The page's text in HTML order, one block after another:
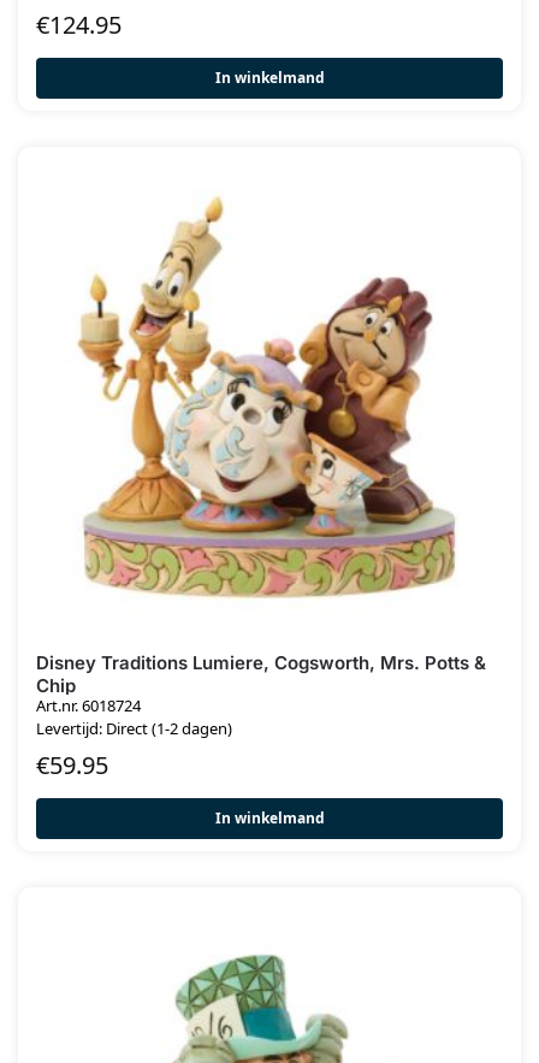
€124.95
In winkelmand
Disney Traditions Lumiere, Cogsworth, Mrs. Potts &
Chip
Art.nr. 6018724
Levertijd: Direct (1-2 dagen)
€59.95
In winkelmand